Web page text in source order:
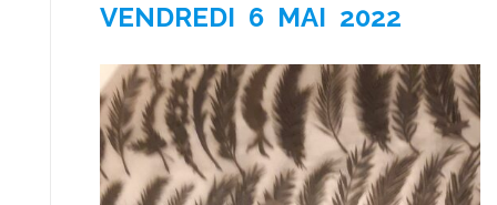
VENDREDI 6 MAI 2022